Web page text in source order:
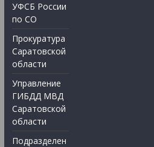
УФСБ России
по СО
Прокуратура
Саратовской
области
Управление
ГИБДД МВД
Саратовской
области
Подразделен